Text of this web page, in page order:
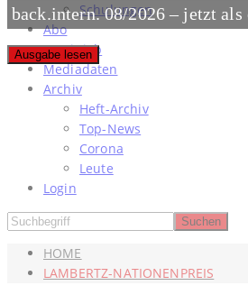
Schulungen
Abo
#meinjob
Mediadaten
Archiv
Heft-Archiv
Top-News
Corona
Leute
Login
HOME
LAMBERTZ-NATIONENPREIS
back.intern. 08/2026 – jetzt als
Ausgabe lesen